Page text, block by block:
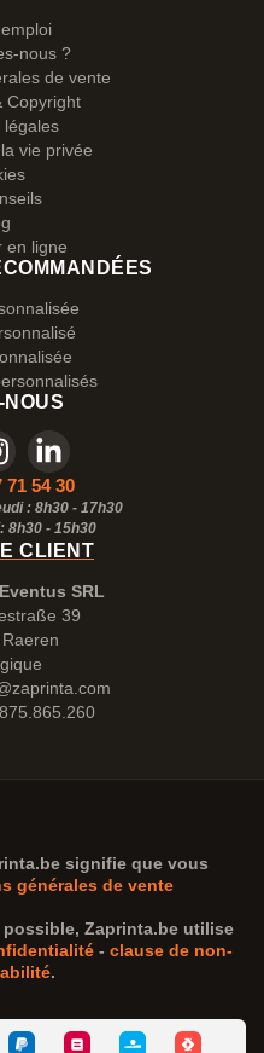
nous ?
de vente
Copyright
légales
vie privée
en ligne
71 54 30
: 8h30 - 17h30
8h30 - 15h30
CLIENT
SRL
39
signifie que vous
générales de vente
Zaprinta.be utilise
- clause de non-
.